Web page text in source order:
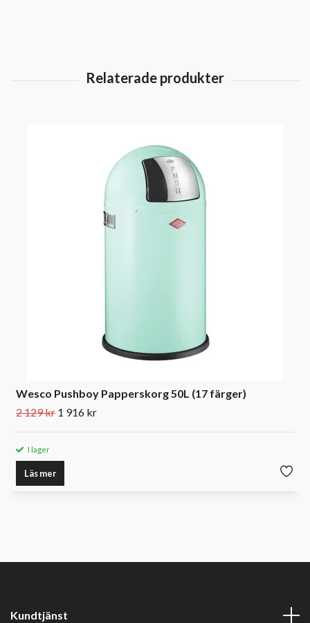
Wesco Pushboy Papperskorg 50L (17 färger)
2 129 kr 1 916 kr
I lager
Läs mer
Kundtjänst